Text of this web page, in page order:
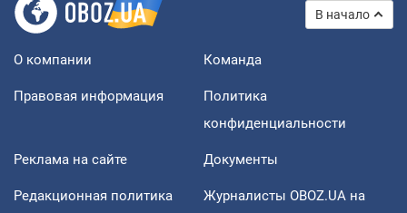
В начало
О компании Команда
Правовая информация
Политика
конфиденциальности
Реклама на сайте Документы
Редакционная политика
Журналисты OBOZ.UA на